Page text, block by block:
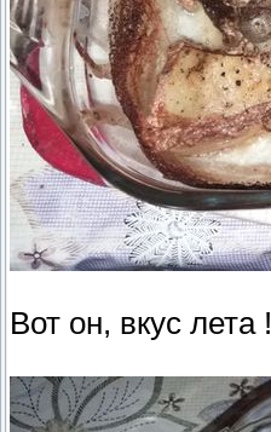
Вот он, вкус лета !